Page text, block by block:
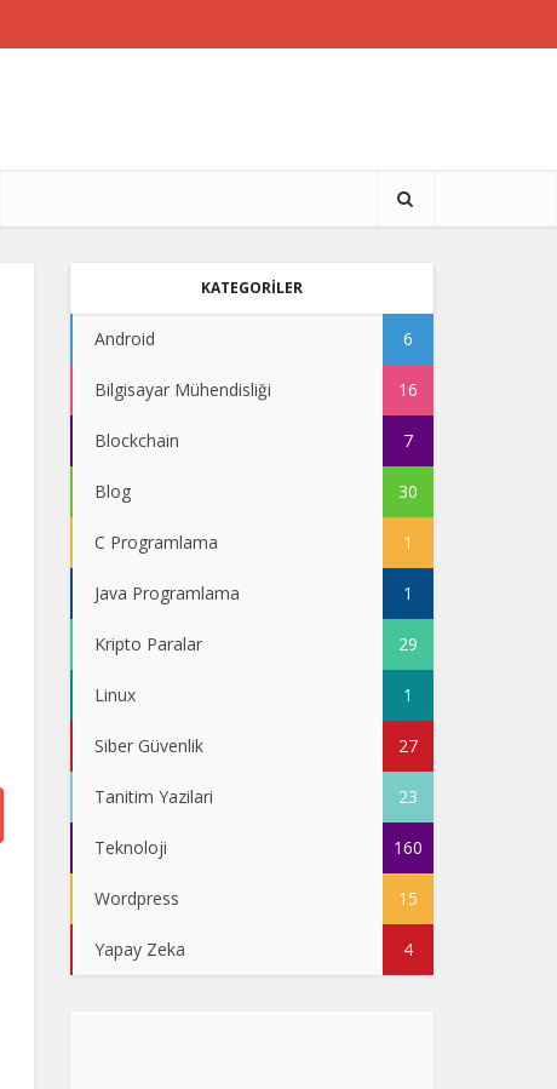
KATEGORİLER
Android 6
Bilgisayar Mühendisliği 16
Blockchain 7
Blog 30
C Programlama 1
Java Programlama 1
Kripto Paralar 29
Linux 1
Siber Güvenlik 27
Tanitim Yazilari 23
Teknoloji 160
Wordpress 15
Yapay Zeka 4